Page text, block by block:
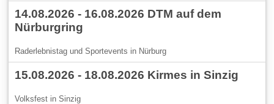
14.08.2026 - 16.08.2026 DTM auf dem
Nürburgring
Raderlebnistag und Sportevents in Nürburg
15.08.2026 - 18.08.2026 Kirmes in Sinzig
Volksfest in Sinzig